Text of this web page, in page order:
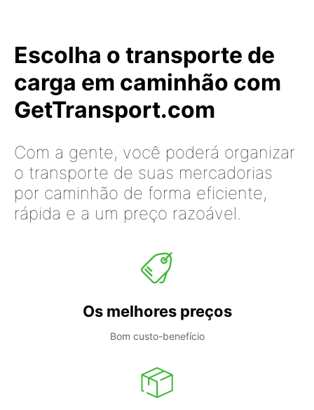
Escolha o transporte de
carga em caminhão com
GetTransport.com
Com a gente, você poderá organizar
o transporte de suas mercadorias
por caminhão de forma eficiente,
rápida e a um preço razoável.
Os melhores preços
Bom custo-benefício